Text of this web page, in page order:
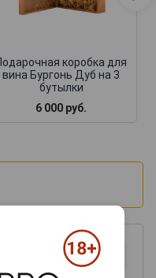
коробка для
вина Бургонь Дуб на 3
бутылки
6 000 руб.